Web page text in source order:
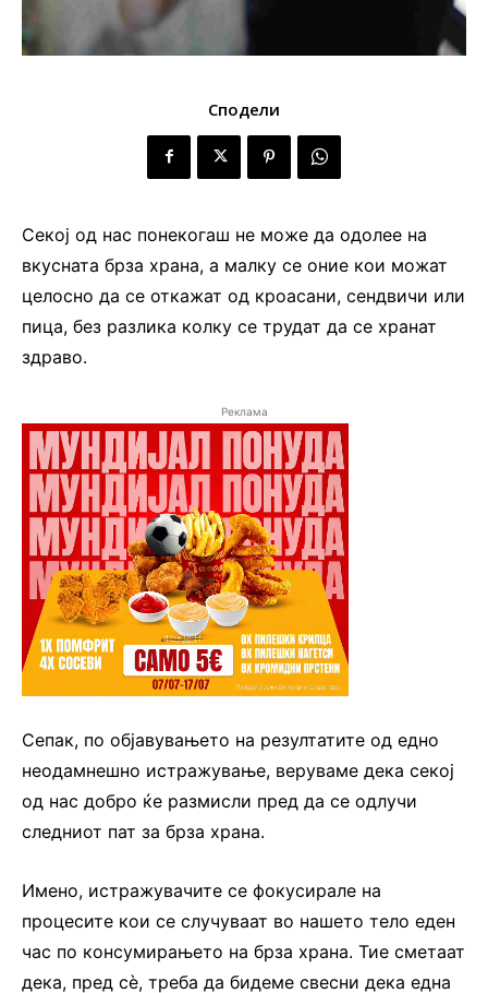
Сподели
Секој од нас понекогаш не може да одолее на
вкусната брза храна, а малку се оние кои можат
целосно да се откажат од кроасани, сендвичи или
пица, без разлика колку се трудат да се хранат
здраво.
Реклама
Сепак, по објавувањето на резултатите од едно
неодамнешно истражување, веруваме дека секој
од нас добро ќе размисли пред да се одлучи
следниот пат за брза храна.
Имено, истражувачите се фокусирале на
процесите кои се случуваат во нашето тело еден
час по консумирањето на брза храна. Тие сметаат
дека, пред сè, треба да бидеме свесни дека една